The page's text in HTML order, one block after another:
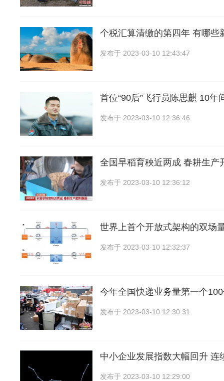
个税汇算清缴的第四年 有哪些
发布于 2023-03-10 12:43:47
首位“90后”飞行员陈思麒 10年
发布于 2023-03-10 12:36:46
全国早稻育秧近两成 春耕生产
发布于 2023-03-10 12:36:12
世界上首个开放式架构的双场
发布于 2023-03-10 12:32:37
今年全国快递业务量第一个
发布于 2023-03-10 12:30:31
中小企业发展指数大幅回升 连
发布于 2023-03-10 12:29:00